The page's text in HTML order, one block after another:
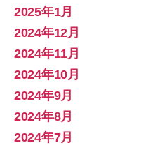
2025年1月
2024年12月
2024年11月
2024年10月
2024年9月
2024年8月
2024年7月